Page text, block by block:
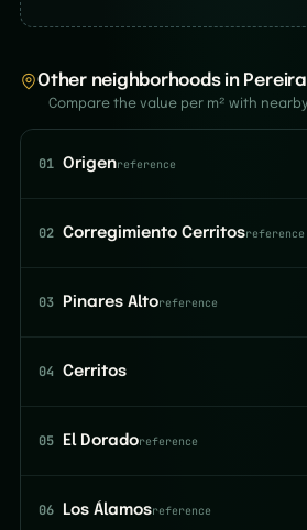
Other neighborhoods in Pereira
Compare the value per m² with
01 Origenreference
02 Corregimiento Cerritosreference
03 Pinares Altoreference
04 Cerritos
05 El Doradoreference
06 Los Álamosreference